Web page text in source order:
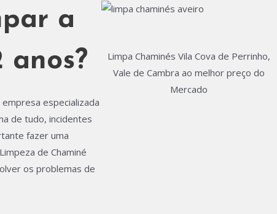
a
anos?
especializada
de tudo, incidentes
fazer uma
de Chaminé
os problemas de
Limpa Chaminés Vila Cova de Perrinho,
Vale de Cambra ao melhor preço do
Mercado